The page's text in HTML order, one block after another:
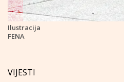
Ilustracija
FENA
VIJESTI